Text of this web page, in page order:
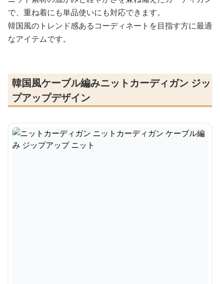
で、重ね着にも単品使いにも対応できます。
韓国風のトレンド感あるコーディネートを目指す方に最適
なアイテムです。
韓国風ケーブル編みニットカーディガン ジッ
プアップデザイン